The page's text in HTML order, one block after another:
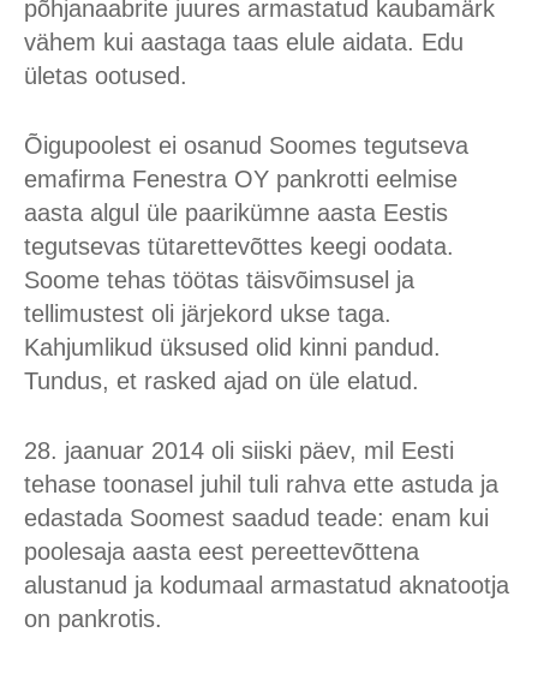
põhjanaabrite juures armastatud kaubamärk
vähem kui aastaga taas elule aidata. Edu
ületas ootused.
Õigupoolest ei osanud Soomes tegutseva
emafirma Fenestra OY pankrotti eelmise
aasta algul üle paarikümne aasta Eestis
tegutsevas tütarettevõttes keegi oodata.
Soome tehas töötas täisvõimsusel ja
tellimustest oli järjekord ukse taga.
Kahjumlikud üksused olid kinni pandud.
Tundus, et rasked ajad on üle elatud.
28. jaanuar 2014 oli siiski päev, mil Eesti
tehase toonasel juhil tuli rahva ette astuda ja
edastada Soomest saadud teade: enam kui
poolesaja aasta eest pereettevõttena
alustanud ja kodumaal armastatud aknatootja
on pankrotis.